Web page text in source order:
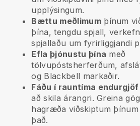
upplýsingum.
Bættu meðlimumþínum
þína, tengdu spjall,
spjallaðu um fyrirliggjandi
Efla þjónustu þína með
tölvupóstsherferðum,
og Blackbell markaðir.
Fáðu í rauntíma endurgjöf
að skila árangri. Greina
hagræða viðskiptum
það.